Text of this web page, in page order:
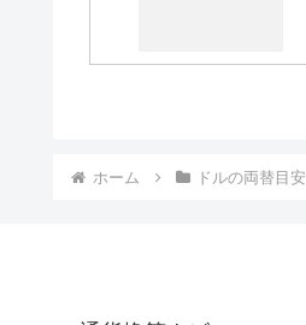
ホーム ドルの両替目安